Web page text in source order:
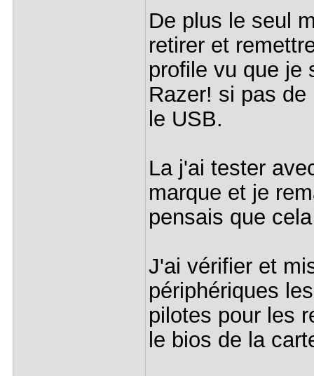
De plus le seul
retirer et
profile vu que je
Razer! si pas
le USB.
La j'ai tester
marque et je
pensais que
J'ai vérifier et
périphériques
pilotes pour les
le bios de la